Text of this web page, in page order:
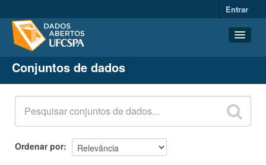
Entrar
Conjuntos de dados
Organizações
Grupos
Sobre
Conjuntos de dados
Ordenar por